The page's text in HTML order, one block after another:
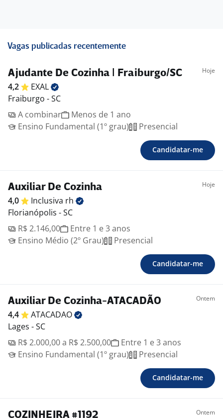
Vagas publicadas recentemente
Ajudante De Cozinha | Fraiburgo/SC Hoje
4,2
EXAL
Fraiburgo - SC
A combinar
Menos de 1 ano
Ensino Fundamental (1º grau)
Presencial
Candidatar-me
Auxiliar De Cozinha Hoje
4,0 Inclusiva rh
Florianópolis - SC
R$ 2.146,00
Entre 1 e 3 anos
Ensino Médio (2º Grau)
Presencial
Candidatar-me
Auxiliar De Cozinha-ATACADÃO Ontem
4,4
ATACADAO
Lages - SC
R$ 2.000,00 a R$ 2.500,00
Entre 1 e 3 anos
Ensino Fundamental (1º grau)
Presencial
Candidatar-me
COZINHEIRA #1192 Ontem